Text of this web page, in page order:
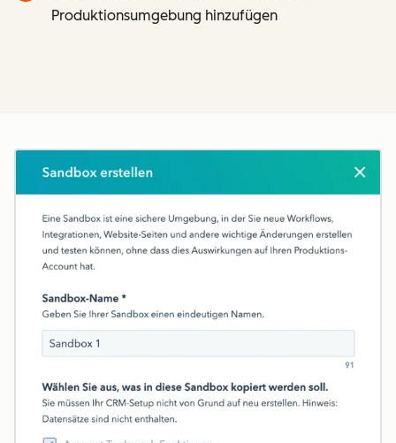
Produktionsumgebung hinzufügen